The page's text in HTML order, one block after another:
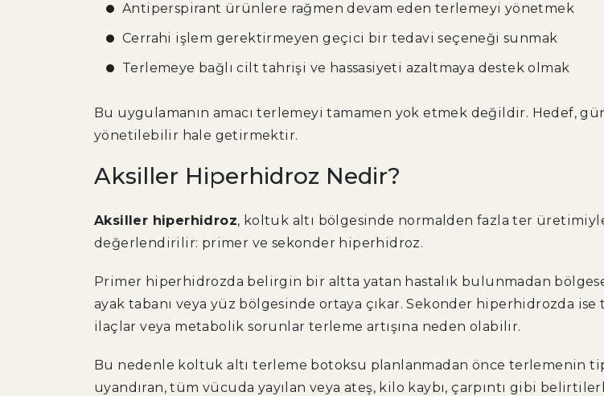
Antiperspirant ürünlere rağmen devam eden terlemeyi yönetmek
Cerrahi işlem gerektirmeyen geçici bir tedavi seçeneği sunmak
Terlemeye bağlı cilt tahrişi ve hassasiyeti azaltmaya destek olmak
Bu uygulamanın amacı terlemeyi tamamen yok etmek değildir. Hedef,
yönetilebilir hale getirmektir.
Aksiller Hiperhidroz Nedir?
Aksiller hiperhidroz, koltuk altı bölgesinde normalden fazla ter
değerlendirilir: primer ve sekonder hiperhidroz.
Primer hiperhidrozda belirgin bir altta yatan hastalık bulunmadan
ayak tabanı veya yüz bölgesinde ortaya çıkar. Sekonder hiperhidrozda
ilaçlar veya metabolik sorunlar terleme artışına neden olabilir.
Bu nedenle koltuk altı terleme botoksu planlanmadan önce terlemenin
uyandıran, tüm vücuda yayılan veya ateş, kilo kaybı, çarpıntı gibi